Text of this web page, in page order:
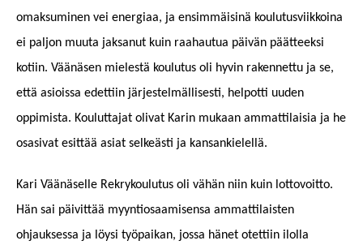
omaksuminen vei energiaa, ja ensimmäisinä koulutusviikkoina
ei paljon muuta jaksanut kuin raahautua päivän päätteeksi
kotiin. Väänäsen mielestä koulutus oli hyvin rakennettu ja se,
että asioissa edettiin järjestelmällisesti, helpotti uuden
oppimista. Kouluttajat olivat Karin mukaan ammattilaisia ja he
osasivat esittää asiat selkeästi ja kansankielellä.
Kari Väänäselle Rekrykoulutus oli vähän niin kuin lottovoitto.
Hän sai päivittää myyntiosaamisensa ammattilaisten
ohjauksessa ja löysi työpaikan, jossa hänet otettiin ilolla